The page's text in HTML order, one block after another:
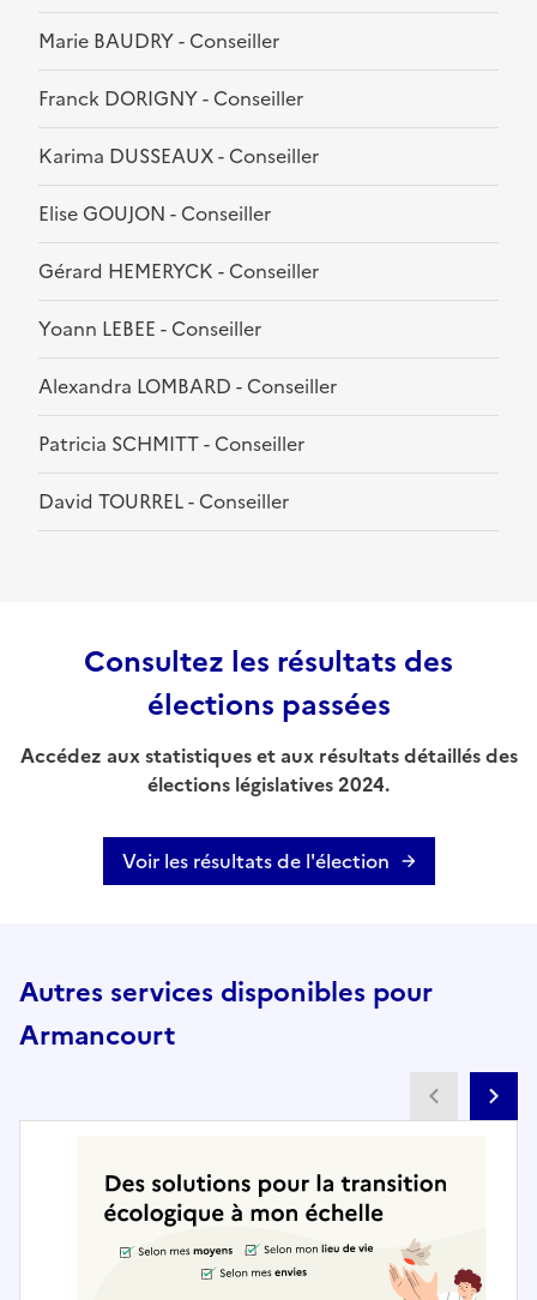
Marie BAUDRY - Conseiller
Franck DORIGNY - Conseiller
Karima DUSSEAUX - Conseiller
Elise GOUJON - Conseiller
Gérard HEMERYCK - Conseiller
Yoann LEBEE - Conseiller
Alexandra LOMBARD - Conseiller
Patricia SCHMITT - Conseiller
David TOURREL - Conseiller
Consultez les résultats des
élections passées
Accédez aux statistiques et aux résultats détaillés des
élections législatives 2024.
Voir les résultats de l'élection
Autres services disponibles pour
Armancourt